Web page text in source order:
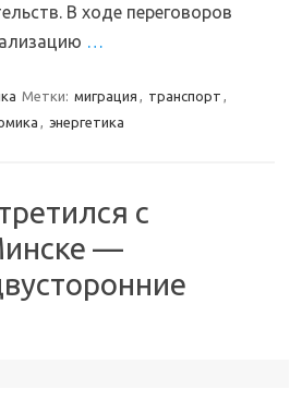
В ходе переговоров
…
Метки: миграция , транспорт ,
, энергетика
с
—